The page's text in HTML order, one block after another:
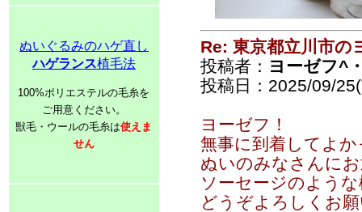
ぬいぐるみのハゲ直し
ハゲランス植毛法
100%ポリエステルの毛糸を
ご用意ください。
獣毛・ウールの毛糸は使えま
せん
Re: 東京都立川市の
投稿者： ヨーゼフ^
投稿日：2025/09/
ヨーゼフ！
無事に到着してよ
ぬいのみなさんに
ソーセージのよう
どうぞよろしくお